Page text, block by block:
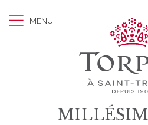
MENU